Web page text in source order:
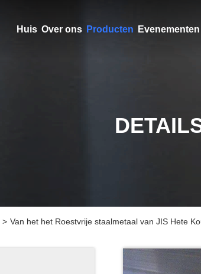
Huis Over ons Producten Evenementen
> Van het het Roestvrije staalmetaal van JIS Hete